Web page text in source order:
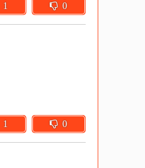
1 0
1 0